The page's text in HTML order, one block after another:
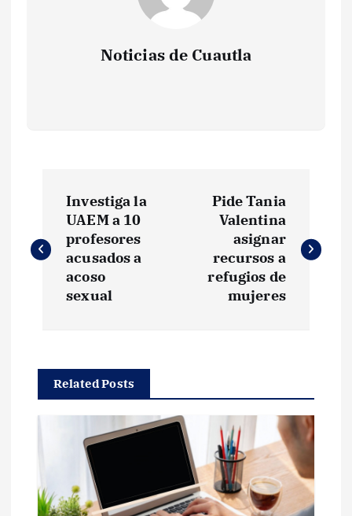
Noticias de Cuautla
v
a
c
ó
Investiga la
UAEM a 10
profesores
acusados a
acoso
sexual
Pide Tania
Valentina
asignar
recursos a
refugios de
mujeres
Related Posts